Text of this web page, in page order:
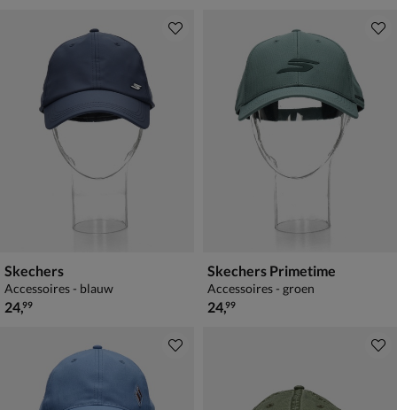
Skechers
Accessoires - blauw
€ 24,99
24,99
Skechers Primetime
Accessoires - groen
€ 24,99
24,99